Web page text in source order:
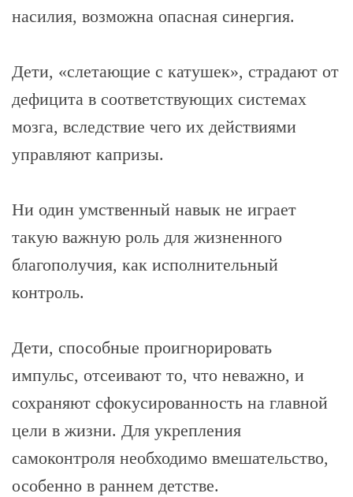
насилия, возможна опасная синергия.
Дети, «слетающие с катушек», страдают от
дефицита в соответствующих системах
мозга, вследствие чего их действиями
управляют капризы.
Ни один умственный навык не играет
такую важную роль для жизненного
благополучия, как исполнительный
контроль.
Дети, способные проигнорировать
импульс, отсеивают то, что неважно, и
сохраняют сфокусированность на главной
цели в жизни. Для укрепления
самоконтроля необходимо вмешательство,
особенно в раннем детстве.